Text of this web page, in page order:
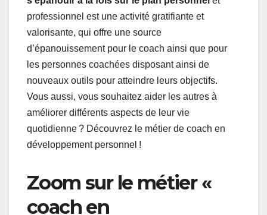
professionnel est une activité gratifiante et
valorisante, qui offre une source
d’épanouissement pour le coach ainsi que pour
les personnes coachées disposant ainsi de
nouveaux outils pour atteindre leurs objectifs.
Vous aussi, vous souhaitez aider les autres à
améliorer différents aspects de leur vie
quotidienne ? Découvrez le métier de coach en
développement personnel !
Zoom sur le métier «
coach en